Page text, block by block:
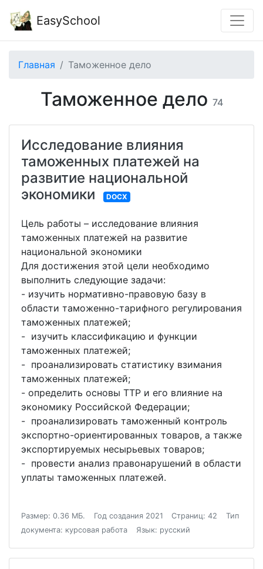
EasySchool
Главная Таможенное дело
Таможенное дело 74
Исследование влияния
таможенных платежей на
развитие национальной
экономики
DOCX
Цель работы – исследование влияния
таможенных платежей на развитие
национальной экономики
Для достижения этой цели необходимо
выполнить следующие задачи:
- изучить нормативно-правовую базу в
области таможенно-тарифного регулирования
таможенных платежей;
- изучить классификацию и функции
таможенных платежей;
- проанализировать статистику взимания
таможенных платежей;
- определить основы ТТР и его влияние на
экономику Российской Федерации;
- проанализировать таможенный контроль
экспортно-ориентированных товаров, а также
экспортируемых несырьевых товаров;
- провести анализ правонарушений в области
уплаты таможенных платежей.
Размер: 0.36 МБ. Год создания 2021 Страниц: 42
Тип
документа: курсовая работа
Язык: русский